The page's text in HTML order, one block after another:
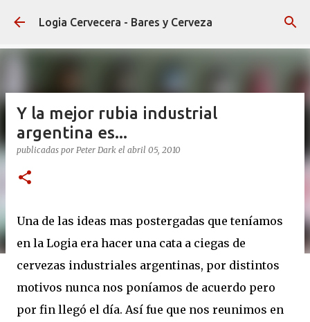
Ir al contenido principal
Logia Cervecera - Bares y Cerveza
Y la mejor rubia industrial
argentina es...
publicadas por Peter Dark el abril 05, 2010
Una de las ideas mas postergadas que teníamos
en la Logia era hacer una cata a ciegas de
cervezas industriales argentinas, por distintos
motivos nunca nos poníamos de acuerdo pero
por fin llegó el día. Así fue que nos reunimos en